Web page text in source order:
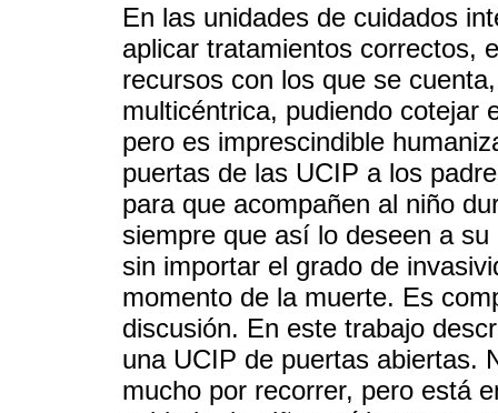
En las unidades de cuidados
aplicar tratamientos correctos,
recursos con los que se
multicéntrica, pudiendo cotejar
pero es imprescindible
puertas de las UCIP a los
para que acompañen al niño
siempre que así lo deseen a
sin importar el grado de
momento de la muerte. Es
discusión. En este trabajo
una UCIP de puertas abiertas.
mucho por recorrer, pero está